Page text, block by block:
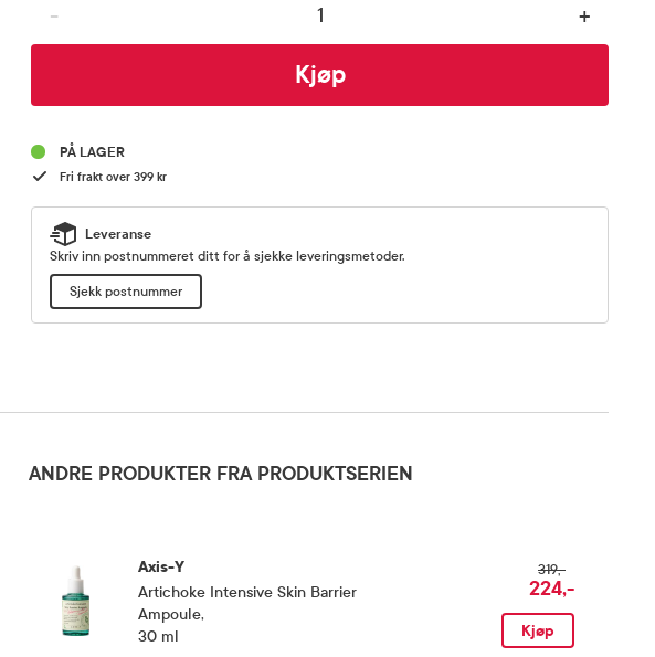
- +
Kjøp
PÅ LAGER
Fri frakt over 399 kr
Leveranse
Skriv inn postnummeret ditt for å sjekke leveringsmetoder.
Sjekk postnummer
ANDRE PRODUKTER FRA PRODUKTSERIEN
Axis-Y
Artichoke Intensive Skin Barrier
Ampoule,
30 ml
319,-
224,-
Kjøp